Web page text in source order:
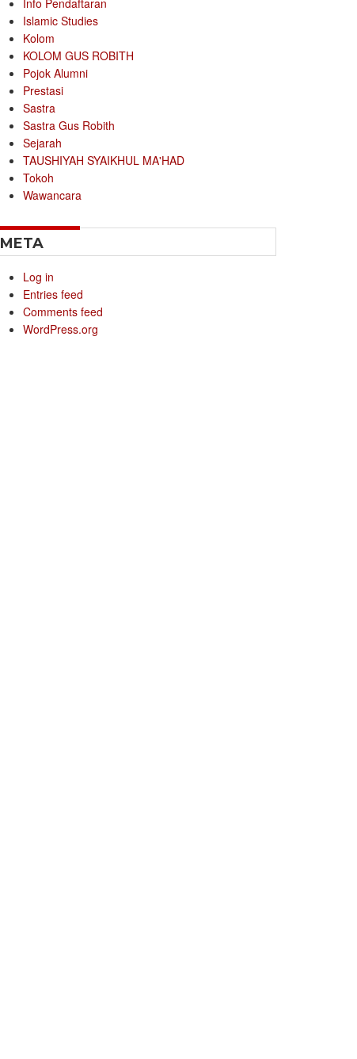
Info Pendaftaran
Islamic Studies
Kolom
KOLOM GUS ROBITH
Pojok Alumni
Prestasi
Sastra
Sastra Gus Robith
Sejarah
TAUSHIYAH SYAIKHUL MA'HAD
Tokoh
Wawancara
META
Log in
Entries feed
Comments feed
WordPress.org